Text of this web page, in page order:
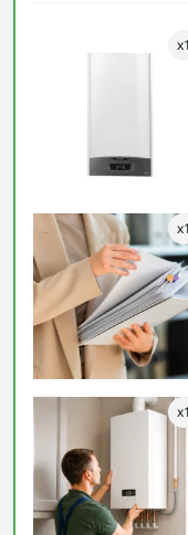
x1
x1
x1